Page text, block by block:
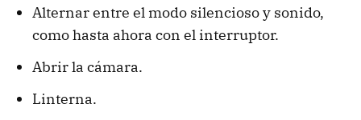
Alternar entre el modo silencioso y sonido,
como hasta ahora con el interruptor.
Abrir la cámara.
Linterna.